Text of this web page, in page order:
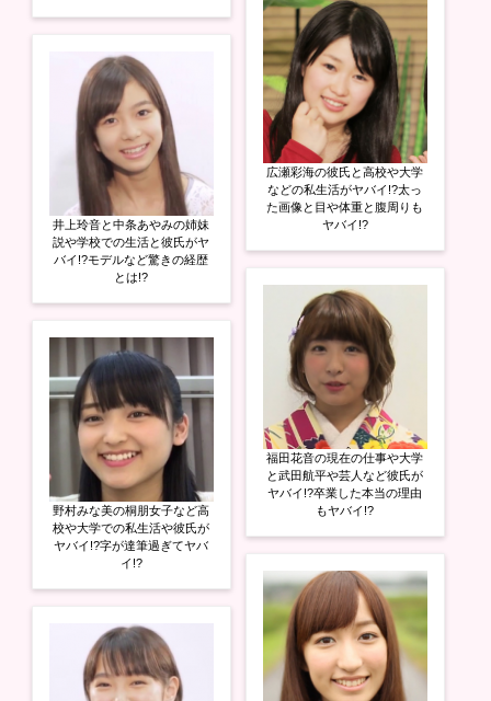
井上玲音と中条あやみの姉妹
説や学校での生活と彼氏がヤ
バイ!?モデルなど驚きの経歴
とは!?
野村みな美の桐朋女子など高
校や大学での私生活や彼氏が
ヤバイ!?字が達筆過ぎてヤバ
イ!?
広瀬彩海の彼氏と高校や大学
などの私生活がヤバイ!?太っ
た画像と目や体重と腹周りも
ヤバイ!?
福田花音の現在の仕事や大学
と武田航平や芸人など彼氏が
ヤバイ!?卒業した本当の理由
もヤバイ!?